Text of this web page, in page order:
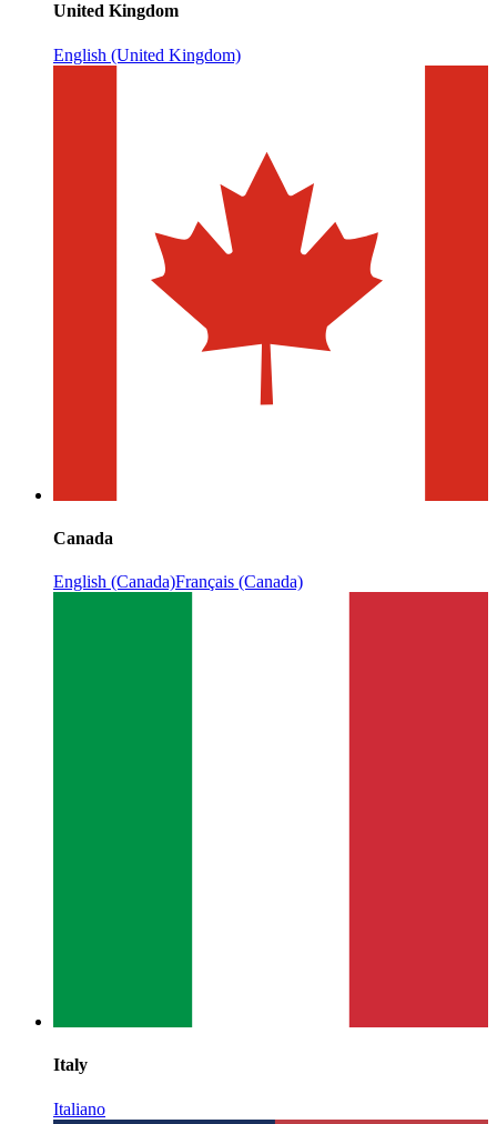
United Kingdom
English (United Kingdom)
Canada
English (Canada)Français (Canada)
Italy
Italiano